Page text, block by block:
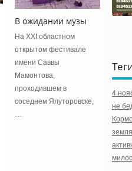
В ожидании музы
На XXI областном
открытом фестивале
имени Саввы
Мамонтова,
проходившем в
соседнем Ялуторовске,
4
не